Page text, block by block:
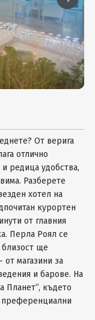
От верига
отлично
редица удобства,
Разберете
хотел на
курортен
от главния
Перла Роял се
близост ще
от магазини за
и барове. На
Планет”, където
преференциални